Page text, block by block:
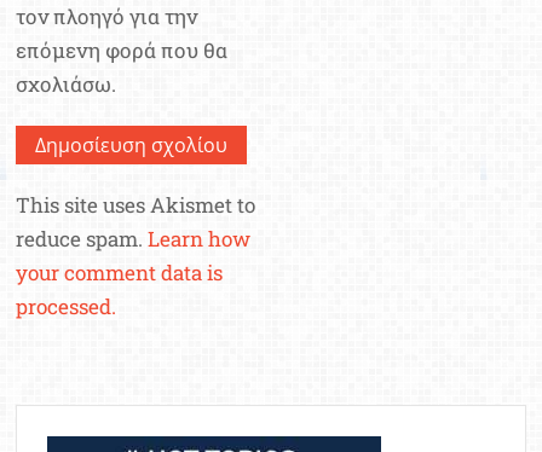
τον πλοηγό για την
επόμενη φορά που θα
σχολιάσω.
This site uses Akismet to
reduce spam.Learn how
your comment data is
processed.